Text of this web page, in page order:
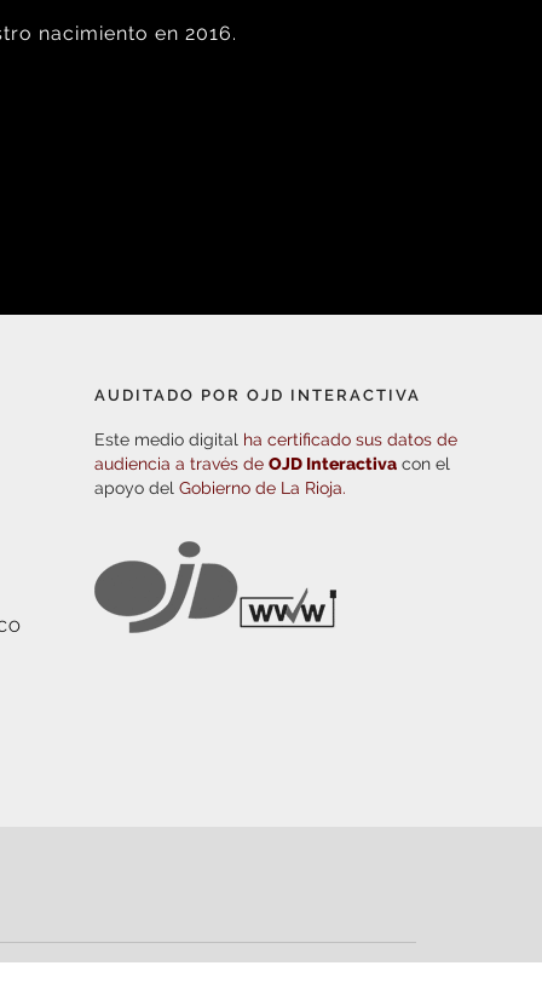
nacimiento en 2016.
AUDITADO POR OJD INTERACTIVA
Este medio digital ha certificado sus datos de
audiencia a través deOJD Interactiva con el
apoyo delGobierno de La Rioja.